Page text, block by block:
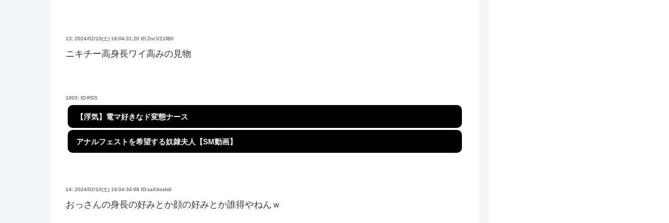
13: 2024/02/10(土) 19:04:31.20 ID:2ncV2JJB0
ニキチー高身長ワイ高みの見物
1003: ID:RSS
【浮気】電マ好きなド変態ナース
アナルフェストを希望する奴隷夫人【SM動画】
14: 2024/02/10(土) 19:04:34.68 ID:xaX4osIs0
おっさんの身長の好みとか顔の好みとか誰得やねんｗ